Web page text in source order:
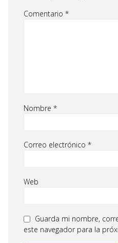
Comentario *
Nombre *
Correo electrónico *
Web
Guarda mi nombre,
este navegador para la